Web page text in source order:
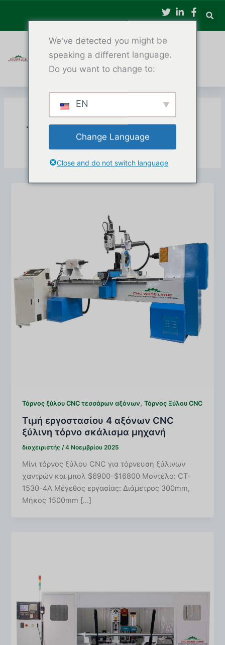
περιεχόμενο
Τόρνος Ξύλου CNC
Τόρνος ξύλου CNC τεσσάρων αξόνων ,Τόρνος Ξύλου CNC
Τιμή εργοστασίου 4 αξόνων CNC
ξύλινη τόρνο σκάλισμα μηχανή
διαχειριστής/4 Νοεμβρίου 2025
Μίνι τόρνος ξύλου CNC για τόρνευση ξύλινων
χαντρών και μπολ $6900-$16800 Μοντέλο: CT-
1530-4A Μέγεθος εργασίας: Διάμετρος 300mm,
Μήκος 1500mm […]
We've detected you might be
speaking a different language.
Do you want to change to:
EN
Change Language
Close and do not switch language